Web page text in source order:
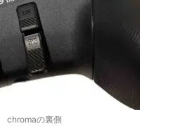
chromaの裏側